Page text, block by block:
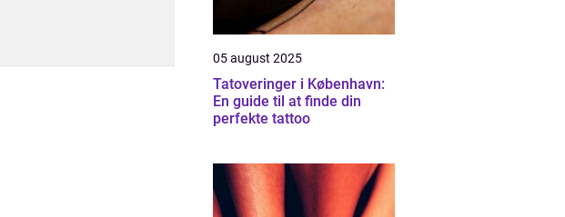
05 august 2025
Tatoveringer i København:
En guide til at finde din
perfekte tattoo